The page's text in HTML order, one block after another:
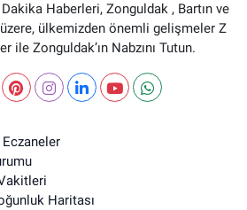
Haberleri, Zonguldak , Bartın ve
ülkemizden önemli gelişmeler Z
ile Zonguldak’ın Nabzını Tutun.
Haritası